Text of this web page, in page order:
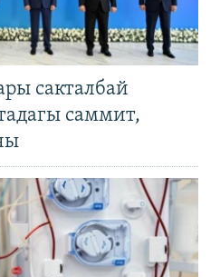
сакталбай
саммит,